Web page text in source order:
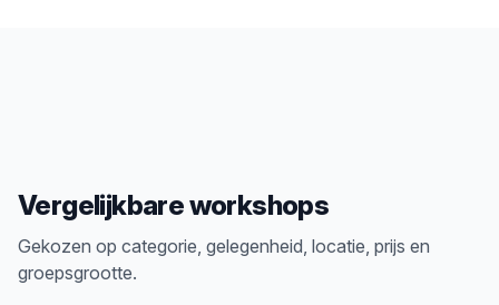
Vergelijkbare workshops
Gekozen op categorie, gelegenheid, locatie, prijs en
groepsgrootte.